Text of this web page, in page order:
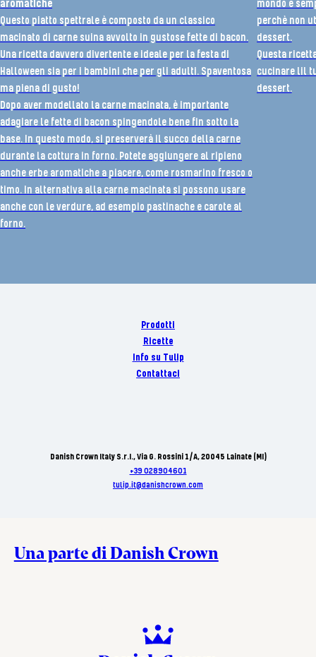
aromatiche
Questo piatto spettrale è composto da un classico
macinato di carne suina avvolto in gustose fette di bacon.
Una ricetta davvero divertente e ideale per la festa di
Halloween sia per i bambini che per gli adulti. Spaventosa
ma piena di gusto!
Dopo aver modellato la carne macinata, è importante
adagiare le fette di bacon spingendole bene fin sotto la
base. In questo modo, si preserverà il succo della carne
durante la cottura in forno. Potete aggiungere al ripieno
anche erbe aromatiche a piacere, come rosmarino fresco o
timo. In alternativa alla carne macinata si possono usare
anche con le verdure, ad esempio pastinache e carote al
forno.
mondo è
perchè non
dessert.
Questa
cucinare lil
dessert.
Prodotti
Ricette
Info su Tulip
Contattaci
Danish Crown Italy S.r.I., Via G. Rossini 1/A, 20045 Lainate (MI)
+39 028904601
tulip.it@danishcrown.com
Una parte di Danish Crown